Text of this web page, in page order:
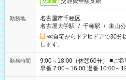
交通費
勤務地
名古屋市千種区
名古屋大学駅 / 千種駅 / 東山
≪自宅からドアtoドアで30分
します。
勤務時間
9:00～18:00（休憩60分） ■ご希望があれば下記シフトもOK！
早番 7:00～16:00 遅番 10:00～
と休みを合わせたい」 「余裕を